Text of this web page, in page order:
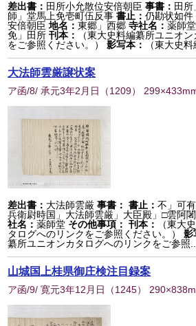
差出書： 田所小允散位安倍朝臣 事書： 田
師」堂馬上免壱町伍反事書止：仍勘状如件
安倍朝臣 地名：東郷」西郷 寺社名：薬師堂
免」田所刊本：
（東大史料編纂所ユニオ
をご参照ください。）
影写本： （東大史料
大法師雲厳譲状案
ア函/8/ 承元3年2月日 （1209）
差出書： 大法師雲厳 事書： 書止：不」可
兵衛尉時国」大法師雲厳」大臣殿」□雲阿
社名：薬師堂 その他事項： 刊本：
（東大
タログへのリンクをご参照ください。）
影
纂所ユニオンカタログへのリンクをご参照...
山城国上桂県御庄検注目録案
ア函/9/ 寛元3年12月日 （1245）